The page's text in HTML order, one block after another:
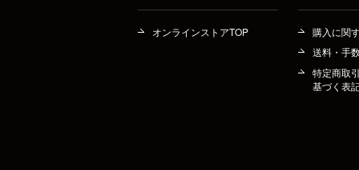
オンラインストアTOP
購入に関
送料・手
特定商取
基づく表